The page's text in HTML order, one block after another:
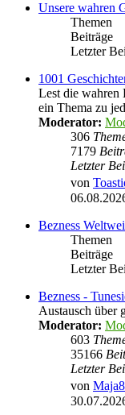
Unsere wahren
Themen
Beiträge
Letzter
1001
Lest die wahren
ein Thema zu
Moderator:
306
7179
Letzter
von
Bezness
Themen
Beiträge
Letzter
Bezness -
Austausch über
Moderator:
603
35166
Letzter
von